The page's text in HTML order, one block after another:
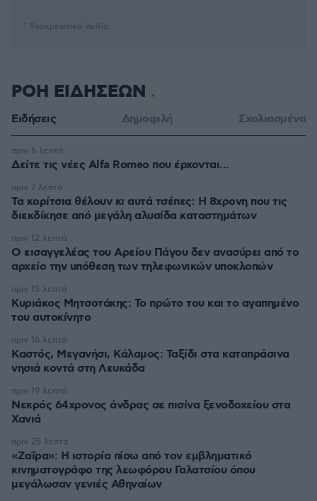
* Υποχρεωτικά πεδία
ΡΟΗ ΕΙΔΗΣΕΩΝ
Ειδήσεις Δημοφιλή Σχολιασμένα
Δείτε τις νέες Alfa Romeo που έρχονται...
πριν 6 λεπτά
Τα κορίτσια θέλουν κι αυτά τσέπες: Η 8χρονη που τις
διεκδίκησε από μεγάλη αλυσίδα καταστημάτων
πριν 7 λεπτά
Ο εισαγγελέας του Αρείου Πάγου δεν ανασύρει από το
αρχείο την υπόθεση των τηλεφωνικών υποκλοπών
πριν 12 λεπτά
Κυριάκος Μητσοτάκης: Το πρώτο του και το αγαπημένο
του αυτοκίνητο
πριν 15 λεπτά
Καστός, Μεγανήσι, Κάλαμος: Ταξίδι στα καταπράσινα
νησιά κοντά στη Λευκάδα
πριν 16 λεπτά
Νεκρός 64χρονος άνδρας σε πισίνα ξενοδοχείου στα
Χανιά
πριν 19 λεπτά
«Ζαΐρα»: Η ιστορία πίσω από τον εμβληματικό
κινηματογράφο της λεωφόρου Γαλατσίου όπου
μεγάλωσαν γενιές Αθηναίων
πριν 25 λεπτά